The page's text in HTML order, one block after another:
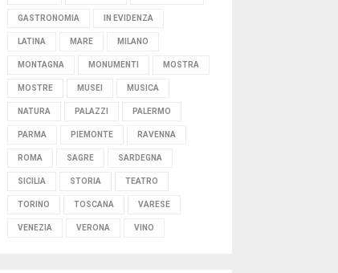
GASTRONOMIA IN EVIDENZA
LATINA MARE MILANO
MONTAGNA MONUMENTI MOSTRA
MOSTRE MUSEI MUSICA
NATURA PALAZZI PALERMO
PARMA PIEMONTE RAVENNA
ROMA SAGRE SARDEGNA
SICILIA STORIA TEATRO
TORINO TOSCANA VARESE
VENEZIA VERONA VINO